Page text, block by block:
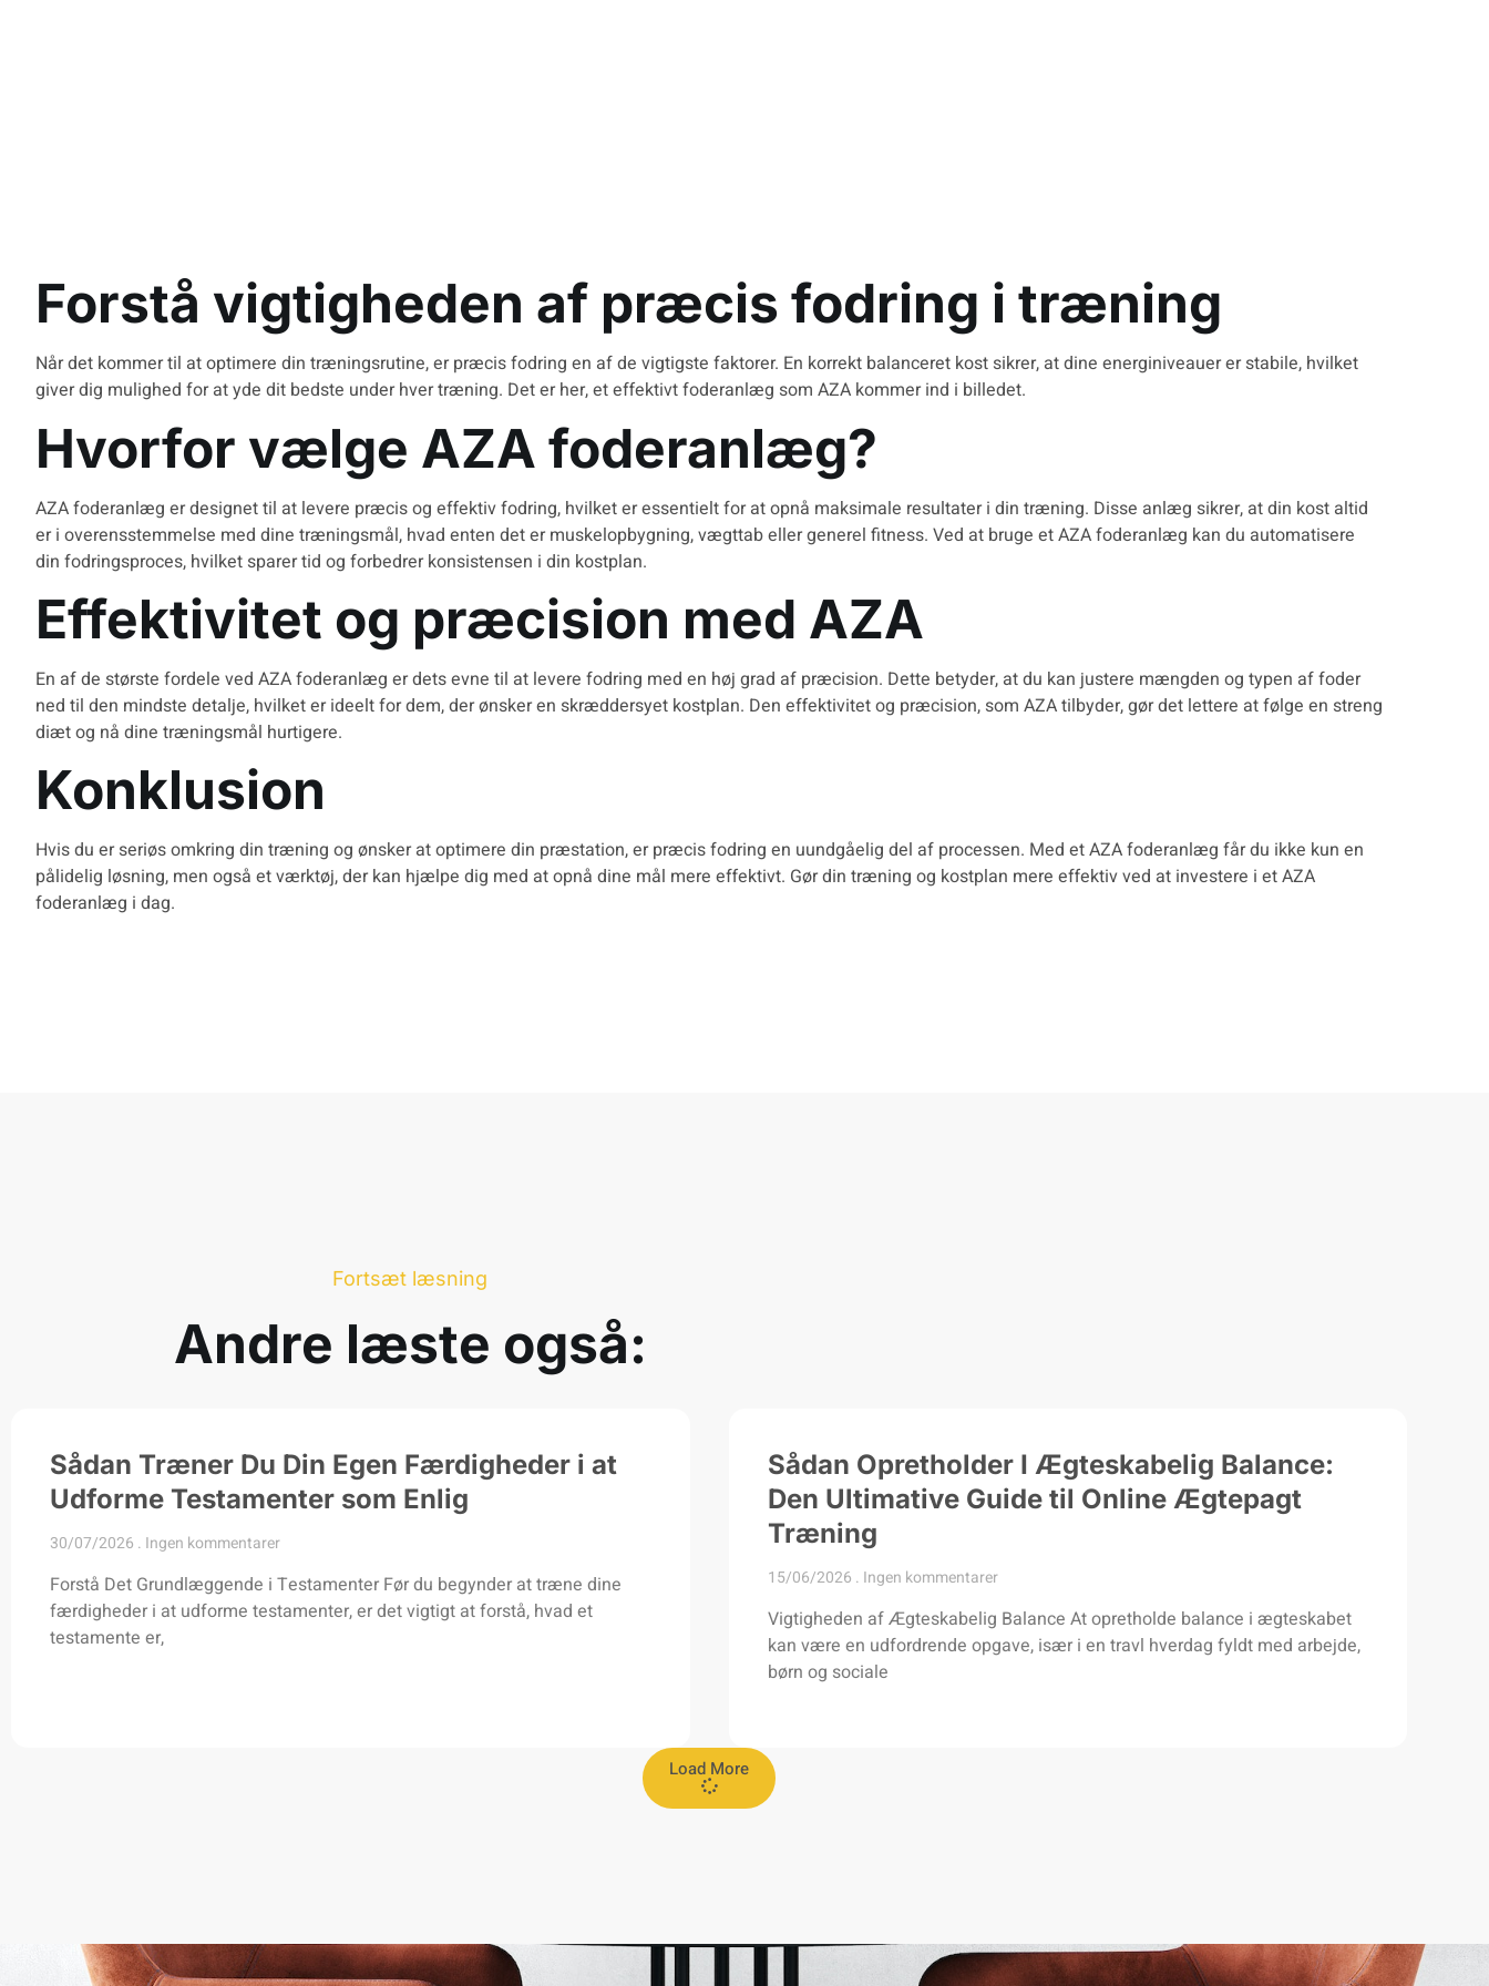
Forstå vigtigheden af præcis fodring i træning
Når det kommer til at optimere din træningsrutine, er præcis fodring en af de vigtigste faktorer. En korrekt balanceret kost sikrer, at dine energiniveauer er stabile, hvilket
giver dig mulighed for at yde dit bedste under hver træning. Det er her, et effektivt foderanlæg som AZA kommer ind i billedet.
Hvorfor vælge AZA foderanlæg?
AZA foderanlæg er designet til at levere præcis og effektiv fodring, hvilket er essentielt for at opnå maksimale resultater i din træning. Disse anlæg sikrer, at din kost altid
er i overensstemmelse med dine træningsmål, hvad enten det er muskelopbygning, vægttab eller generel fitness. Ved at bruge et AZA foderanlæg kan du automatisere
din fodringsproces, hvilket sparer tid og forbedrer konsistensen i din kostplan.
Effektivitet og præcision med AZA
En af de største fordele ved AZA foderanlæg er dets evne til at levere fodring med en høj grad af præcision. Dette betyder, at du kan justere mængden og typen af foder
ned til den mindste detalje, hvilket er ideelt for dem, der ønsker en skræddersyet kostplan. Den effektivitet og præcision, som AZA tilbyder, gør det lettere at følge en streng
diæt og nå dine træningsmål hurtigere.
Konklusion
Hvis du er seriøs omkring din træning og ønsker at optimere din præstation, er præcis fodring en uundgåelig del af processen. Med et AZA foderanlæg får du ikke kun en
pålidelig løsning, men også et værktøj, der kan hjælpe dig med at opnå dine mål mere effektivt. Gør din træning og kostplan mere effektiv ved at investere i etAZA
foderanlæg i dag.
Fortsæt læsning
Andre læste også:
Sådan Træner Du Din Egen Færdigheder i at
Udforme Testamenter som Enlig
30/07/2026 Ingen kommentarer
Forstå Det Grundlæggende i Testamenter Før du begynder at træne dine
færdigheder i at udforme testamenter, er det vigtigt at forstå, hvad et
testamente er,
Sådan Opretholder I Ægteskabelig Balance:
Den Ultimative Guide til Online Ægtepagt
Træning
15/06/2026 Ingen kommentarer
Vigtigheden af Ægteskabelig Balance At opretholde balance i ægteskabet
kan være en udfordrende opgave, især i en travl hverdag fyldt med arbejde,
børn og sociale
Load More